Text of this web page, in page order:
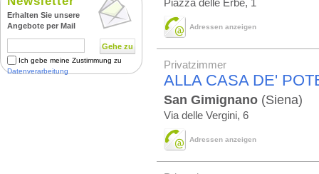
Piazza delle Erbe, 1
Adressen anzeigen
Privatzimmer
ALLA CASA DE'
San Gimignano (Siena)
Via delle Vergini, 6
Adressen anzeigen
Erhalten Sie unsere
Angebote per Mail
Gehe zu
Ich gebe meine Zustimmung zu
Datenverarbeitung